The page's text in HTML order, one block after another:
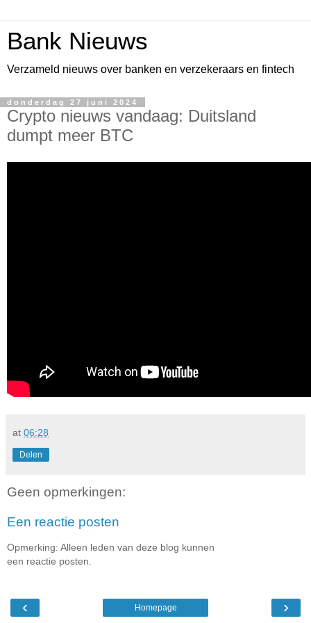
Bank Nieuws
Verzameld nieuws over banken en verzekeraars en fintech
donderdag 27 juni 2024
Crypto nieuws vandaag: Duitsland
dumpt meer BTC
at 06:28
Delen
Geen opmerkingen:
Een reactie posten
Opmerking: Alleen leden van deze blog kunnen
een reactie posten.
‹ ›
Homepage